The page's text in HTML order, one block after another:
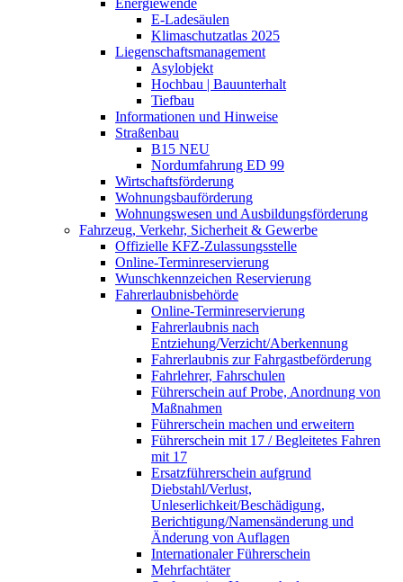
Energiewende
E-Ladesäulen
Klimaschutzatlas 2025
Liegenschaftsmanagement
Asylobjekt
Hochbau | Bauunterhalt
Tiefbau
Informationen und Hinweise
Straßenbau
B15 NEU
Nordumfahrung ED 99
Wirtschaftsförderung
Wohnungsbauförderung
Wohnungswesen und Ausbildungsförderung
Fahrzeug, Verkehr, Sicherheit & Gewerbe
Offizielle KFZ-Zulassungsstelle
Online-Terminreservierung
Wunschkennzeichen Reservierung
Fahrerlaubnisbehörde
Online-Terminreservierung
Fahrerlaubnis nach
Entziehung/Verzicht/Aberkennung
Fahrerlaubnis zur Fahrgastbeförderung
Fahrlehrer, Fahrschulen
Führerschein auf Probe, Anordnung von
Maßnahmen
Führerschein machen und erweitern
Führerschein mit 17 / Begleitetes Fahren
mit 17
Ersatzführerschein aufgrund
Diebstahl/Verlust,
Unleserlichkeit/Beschädigung,
Berichtigung/Namensänderung und
Änderung von Auflagen
Internationaler Führerschein
Mehrfachtäter